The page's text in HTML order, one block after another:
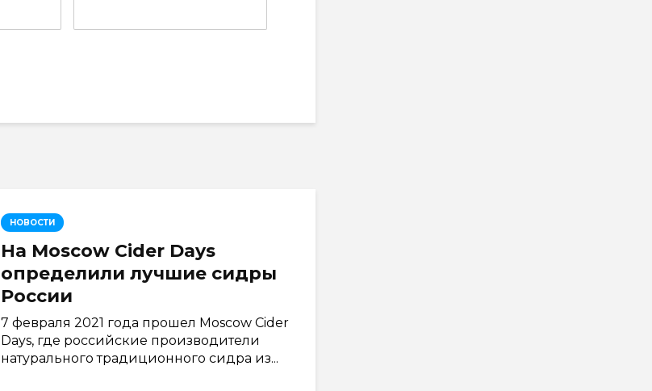
НОВОСТИ
На Moscow Cider Days
определили лучшие сидры
России
7 февраля 2021 года прошел Moscow Cider
Days, где российские производители
натурального традиционного сидра из...